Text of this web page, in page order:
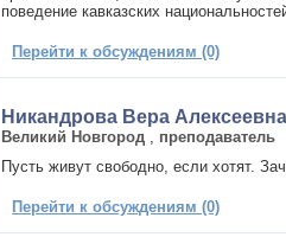
поведение кавказских
Перейти к обсуждениям (0)
Никандрова Вера Алексеевна
Великий Новгород
преподаватель
Пусть живут свободно, если хотят.
Перейти к обсуждениям (0)